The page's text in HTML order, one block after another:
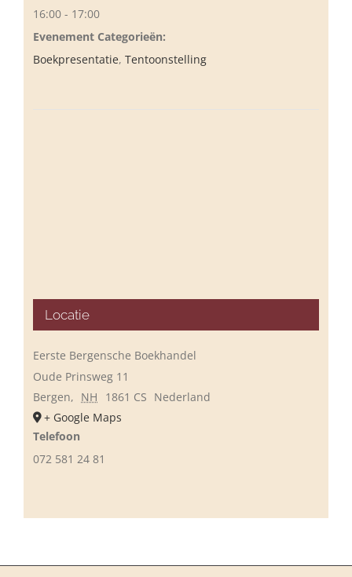
16:00 - 17:00
Evenement Categorieën:
Boekpresentatie, Tentoonstelling
Locatie
Eerste Bergensche Boekhandel
Oude Prinsweg 11
Bergen, NH 1861 CS Nederland
+ Google Maps
Telefoon
072 581 24 81